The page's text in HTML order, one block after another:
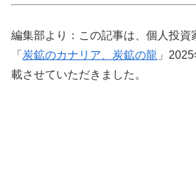
編集部より：この記事は、個人投資
「 炭鉱のカナリア、炭鉱の龍 」
載させていただきました。